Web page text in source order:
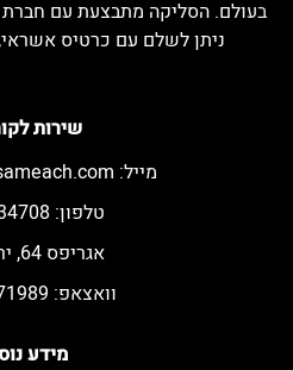
מידע
שירות
מייל:
טלפון: 02-6234708
אגריפס 64, ירושלים
וואצאפ: 054-5671989
ניתן לשלם עם כרטיס אשראי,